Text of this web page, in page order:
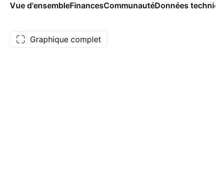
Vue d'ensembleFinancesCommunautéDonnées
Graphique complet